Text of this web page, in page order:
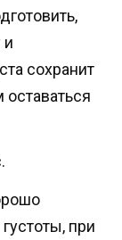
и
сохранит
оставаться
при